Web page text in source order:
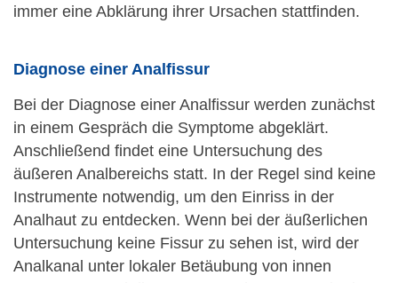
immer eine Abklärung ihrer Ursachen stattfinden.
Diagnose einer Analfissur
Bei der Diagnose einer Analfissur werden zunächst
in einem Gespräch die Symptome abgeklärt.
Anschließend findet eine Untersuchung des
äußeren Analbereichs statt. In der Regel sind keine
Instrumente notwendig, um den Einriss in der
Analhaut zu entdecken. Wenn bei der äußerlichen
Untersuchung keine Fissur zu sehen ist, wird der
Analkanal unter lokaler Betäubung von innen